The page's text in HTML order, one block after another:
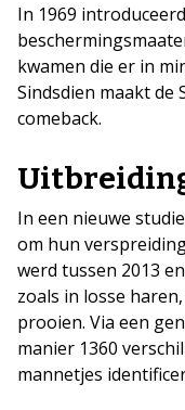
In 1969
kwamen die er in
Sindsdien maakt de
comeback.
In een nieuwe
om hun
werd tussen 2013
zoals in losse
prooien. Via een
manier 1360
mannetjes